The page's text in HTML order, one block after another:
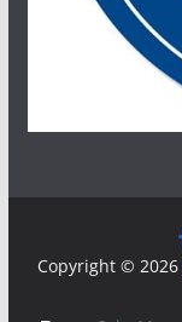
Copyright © 2026